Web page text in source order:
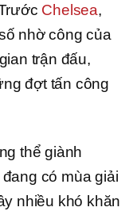
Chelsea,
nhờ công của
trận đấu,
đợt tấn công
thể giành
có mùa giải
nhiều khó khăn